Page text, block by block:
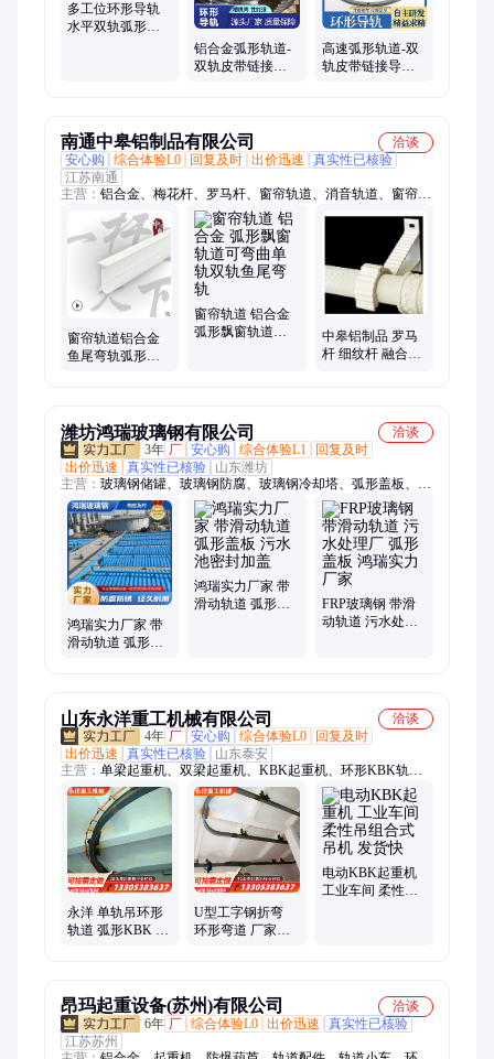
多工位环形导轨
水平双轨弧形轨
铝合金弧形轨道-
双轨皮带链接圆
高速弧形轨道-双
轨皮带链接导轨
南通中皋铝制品有限公司
洽谈
安心购
综合体验L0 回复及时 出价迅速
真实性已核验
江苏南通
主营： 铝合金、梅花杆、罗马杆、窗帘轨道、消音轨道、窗帘杆
轨道、柔纱帘轨道、滑轨导轨、窗帘配件、静音导轨滑轨、38
管、帘头
窗帘轨道铝合金
鱼尾弯轨弧形飘
窗帘轨道 铝合金
弧形飘窗轨道可
中皋铝制品 罗马
杆 细纹杆 融合静
潍坊鸿瑞玻璃钢有限公司
洽谈
3年 厂 安心购 综合体验L1
回复及时
出价迅速
真实性已核验
山东潍坊
主营： 玻璃钢储罐、玻璃钢防腐、玻璃钢冷却塔、弧形盖板、玻
璃钢脱硫塔、玻璃钢管道、玻璃钢污水池罩
鸿瑞实力厂家 带
滑动轨道 弧形盖
鸿瑞实力厂家 带
滑动轨道 弧形盖
FRP玻璃钢 带滑
动轨道 污水处理
山东永洋重工机械有限公司
洽谈
4年 厂 安心购 综合体验L0
回复及时
出价迅速
真实性已核验
山东泰安
主营： 单梁起重机、双梁起重机、KBK起重机、环形KBK轨
道、电动葫芦、抓斗、悬臂吊、电磁吸盘、龙门吊、地平车
永洋 单轨吊环形
轨道 弧形KBK 加
U型工字钢折弯
环形弯道 厂家直
电动KBK起重机
工业车间 柔性吊
昂玛起重设备(苏州)有限公司
洽谈
6年 厂 综合体验L0 出价迅速
真实性已核验
江苏苏州